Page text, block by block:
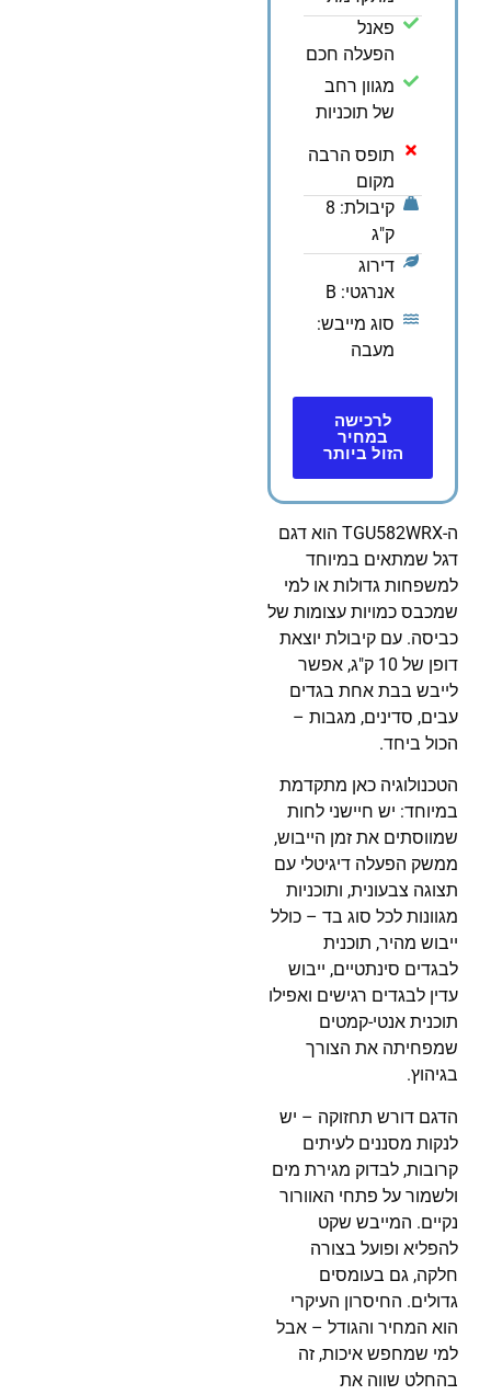
פאנל
הפעלה חכם
מגוון רחב
של תוכניות
תופס הרבה
מקום
קיבולת: 8
ק"ג
דירוג
אנרגטי: B
סוג מייבש:
מעבה
לרכישה
במחיר
הזול ביותר
ה-TGU582WRX הוא דגם
דגל שמתאים במיוחד
למשפחות גדולות או למי
שמכבס כמויות עצומות של
כביסה. עם קיבולת יוצאת
דופן של 10 ק"ג, אפשר
לייבש בבת אחת בגדים
עבים, סדינים, מגבות –
הכול ביחד.
הטכנולוגיה כאן מתקדמת
במיוחד: יש חיישני לחות
שמווסתים את זמן הייבוש,
ממשק הפעלה דיגיטלי עם
תצוגה צבעונית, ותוכניות
מגוונות לכל סוג בד – כולל
ייבוש מהיר, תוכנית
לבגדים סינתטיים, ייבוש
עדין לבגדים רגישים ואפילו
תוכנית אנטי-קמטים
שמפחיתה את הצורך
בגיהוץ.
הדגם דורש תחזוקה – יש
לנקות מסננים לעיתים
קרובות, לבדוק מגירת מים
ולשמור על פתחי האוורור
נקיים. המייבש שקט
להפליא ופועל בצורה
חלקה, גם בעומסים
גדולים. החיסרון העיקרי
הוא המחיר והגודל – אבל
למי שמחפש איכות, זה
בהחלט שווה את